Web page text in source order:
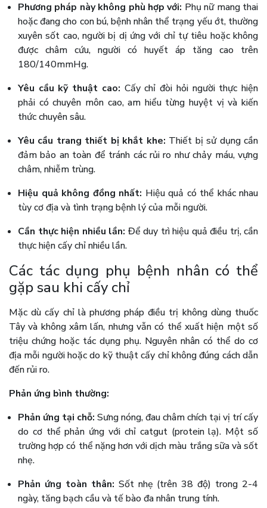
Phương pháp này không phù hợp với: Phụ nữ mang thai
hoặc đang cho con bú, bệnh nhân thể trạng yếu ớt, thường
xuyên sốt cao, người bị dị ứng với chỉ tự tiêu hoặc không
được châm cứu, người có huyết áp tăng cao trên
180/140mmHg.
Yêu cầu kỹ thuật cao: Cấy chỉ đòi hỏi người thực hiện
phải có chuyên môn cao, am hiểu từng huyệt vị và kiến
thức chuyên sâu.
Yêu cầu trang thiết bị khắt khe: Thiết bị sử dụng cần
đảm bảo an toàn để tránh các rủi ro như chảy máu, vựng
châm, nhiễm trùng.
Hiệu quả không đồng nhất: Hiệu quả có thể khác nhau
tùy cơ địa và tình trạng bệnh lý của mỗi người.
Cần thực hiện nhiều lần: Để duy trì hiệu quả điều trị, cần
thực hiện cấy chỉ nhiều lần.
Các tác dụng phụ bệnh nhân có thể
gặp sau khi cấy chỉ
Mặc dù cấy chỉ là phương pháp điều trị không dùng thuốc
Tây và không xâm lấn, nhưng vẫn có thể xuất hiện một số
triệu chứng hoặc tác dụng phụ. Nguyên nhân có thể do cơ
địa mỗi người hoặc do kỹ thuật cấy chỉ không đúng cách dẫn
đến rủi ro.
Phản ứng bình thường:
Phản ứng tại chỗ: Sưng nóng, đau châm chích tại vị trí cấy
do cơ thể phản ứng với chỉ catgut (protein lạ). Một số
trường hợp có thể nặng hơn với dịch màu trắng sữa và sốt
nhẹ.
Phản ứng toàn thân: Sốt nhẹ (trên 38 độ) trong 2-4
ngày, tăng bạch cầu và tế bào đa nhân trung tính.